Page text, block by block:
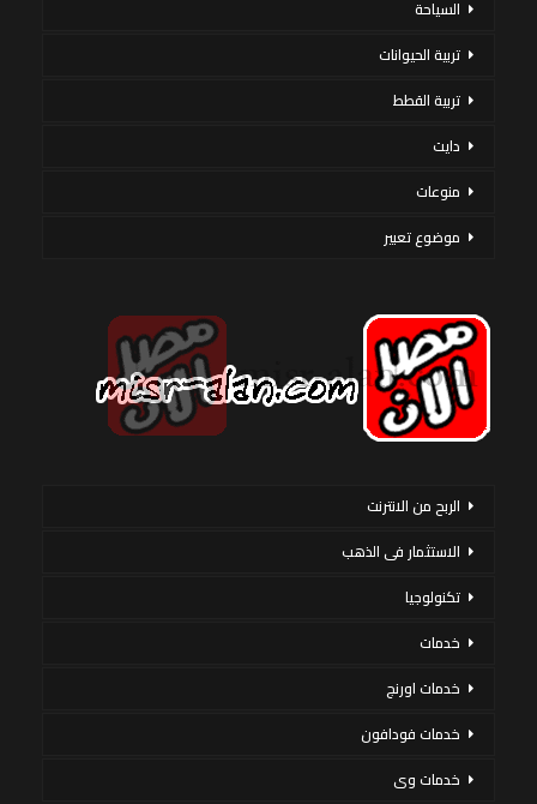
السياحة
تربية الحيوانات
تربية القطط
دايت
منوعات
موضوع تعبير
الربح من الانترنت
الاستثمار فى الذهب
تكنولوجيا
خدمات
خدمات اورنج
خدمات فودافون
خدمات وى